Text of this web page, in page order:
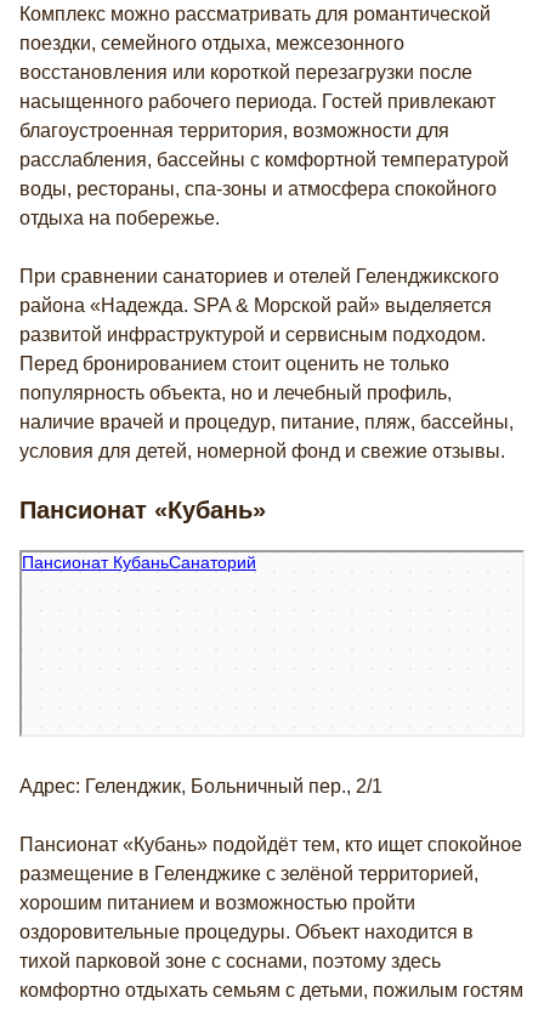
Комплекс можно рассматривать для романтической
поездки, семейного отдыха, межсезонного
восстановления или короткой перезагрузки после
насыщенного рабочего периода. Гостей привлекают
благоустроенная территория, возможности для
расслабления, бассейны с комфортной температурой
воды, рестораны, спа-зоны и атмосфера спокойного
отдыха на побережье.
При сравнении санаториев и отелей Геленджикского
района «Надежда. SPA & Морской рай» выделяется
развитой инфраструктурой и сервисным подходом.
Перед бронированием стоит оценить не только
популярность объекта, но и лечебный профиль,
наличие врачей и процедур, питание, пляж, бассейны,
условия для детей, номерной фонд и свежие отзывы.
Пансионат «Кубань»
Пансионат Кубань
Санаторий в Геленджике
Адрес: Геленджик, Больничный пер., 2/1
Пансионат «Кубань» подойдёт тем, кто ищет спокойное
размещение в Геленджике с зелёной территорией,
хорошим питанием и возможностью пройти
оздоровительные процедуры. Объект находится в
тихой парковой зоне с соснами, поэтому здесь
комфортно отдыхать семьям с детьми, пожилым гостям
Подробнее